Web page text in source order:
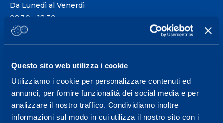
Questo sito web utilizza i cookie
Utilizziamo i cookie per personalizzare contenuti ed
annunci, per fornire funzionalità dei social media e per
analizzare il nostro traffico. Condividiamo inoltre
informazioni sul modo in cui utilizza il nostro sito con i
Da Lunedì al Venerdì
08.30 - 18.30
Centro servizi per l'alta
prestazione ed il
wellness.
Maggiori informazioni